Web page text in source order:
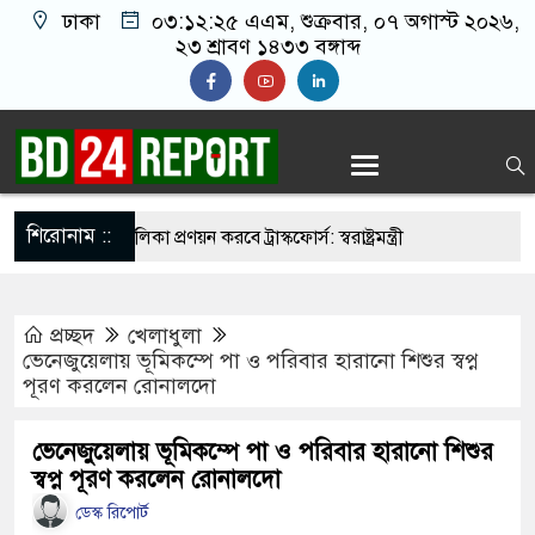
ঢাকা ০৩:১২:২৬ এএম, শুক্রবার, ০৭ অগাস্ট ২০২৬,
২৩ শ্রাবণ ১৪৩৩ বঙ্গাব্দ
শিরোনাম ::তালিকা প্রণয়ন করবে ট্রাস্কফোর্স: স্বরাষ্ট্রমন্ত্রী
নয়, জাতির দায়িত্ব নিতে হবে ওলামায়ে
থেকে খুলে ফেলা হচ্ছে মাইক, শুভেন্দু বলছেন-
প্রচ্ছদ
খেলাধুলা
ভেনেজুয়েলায় ভূমিকম্পে পা ও পরিবার হারানো শিশুর স্বপ্ন
পূরণ করলেন রোনালদো
ভেনেজুয়েলায় ভূমিকম্পে পা ও পরিবার হারানো শিশুর
স্বপ্ন পূরণ করলেন রোনালদো
ডেস্ক রিপোর্ট